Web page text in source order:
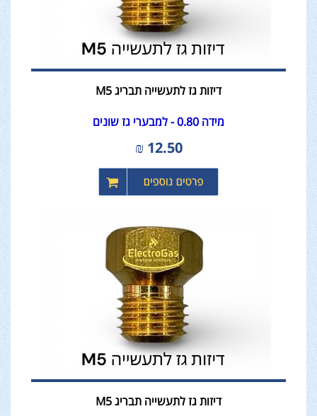
דיזות גז לתעשייה תבריג M5
מידה 0.80 - למבערי גז שונים
12.50
₪
דיזות גז לתעשייה תבריג M5